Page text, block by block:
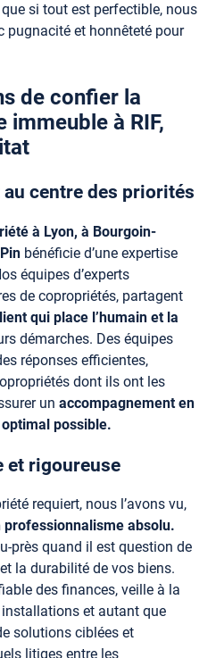
si tout est perfectible, nous
et honnêteté pour
de confier la
à RIF,
centre des priorités
à Lyon, à Bourgoin-
bénéficie d’une expertise
équipes d’experts
de copropriétés, partagent
qui place l’humain et la
démarches. Des équipes
réponses efficientes,
dont ils ont les
un accompagnement en
possible.
et rigoureuse
requiert, nous l’avons vu,
absolu.
près quand il est question de
la durabilité de vos biens.
des finances, veille à la
et autant que
solutions ciblées et
litiges entre les